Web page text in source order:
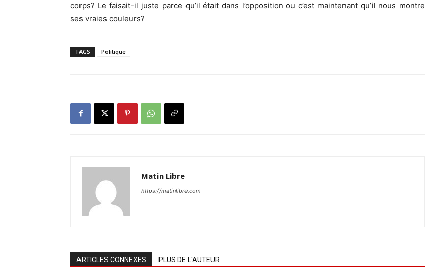
corps? Le faisait-il juste parce qu’il était dans l’opposition ou c’est maintenant qu’il nous montre
ses vraies couleurs?
TAGS Politique
Matin Libre
https://matinlibre.com
ARTICLES CONNEXES PLUS DE L'AUTEUR